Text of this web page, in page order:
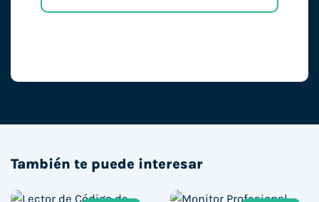
También te puede interesar